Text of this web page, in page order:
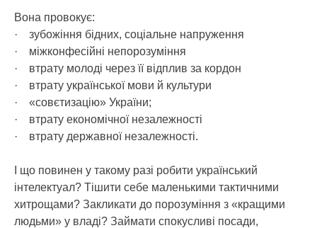
Вона провокує:
· зубожіння бідних, соціальне напруження
· міжконфесійні непорозуміння
· втрату молоді через її відплив за кордон
· втрату української мови й культури
· «совєтизацію» України;
· втрату економічної незалежності
· втрату державної незалежності.
І що повинен у такому разі робити український
інтелектуал? Тішити себе маленькими тактичними
хитрощами? Закликати до порозуміння з «кращими
людьми» у владі? Займати спокусливі посади,